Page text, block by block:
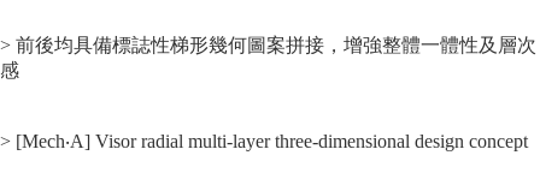
> 前後均具備標誌性梯形幾何圖案拼接，增強整體一體性及層次
感
> [Mech‧A] Visor radial multi-layer three-dimensional design concept